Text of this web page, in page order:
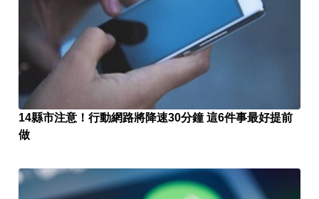
14縣市注意！行動網路將降速30分鐘 這6件事最好提前
做